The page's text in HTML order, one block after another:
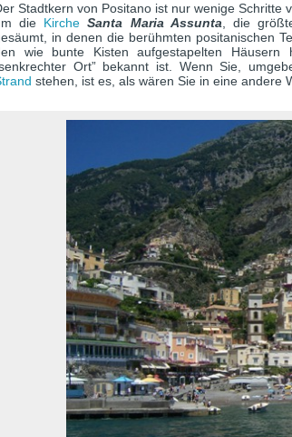
Stadtkern von Positano ist nur wenige
die Kirche Santa Maria Assunta , die
in denen die berühmten positanischen
wie bunte Kisten aufgestapelten
Ort” bekannt ist. Wenn Sie,
stehen, ist es, als wären Sie in eine andere